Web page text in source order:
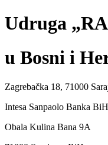
Udruga
u Bosni i
Zagrebačka 18, 71000
Intesa Sanpaolo Banka BiH
Obala Kulina Bana 9A